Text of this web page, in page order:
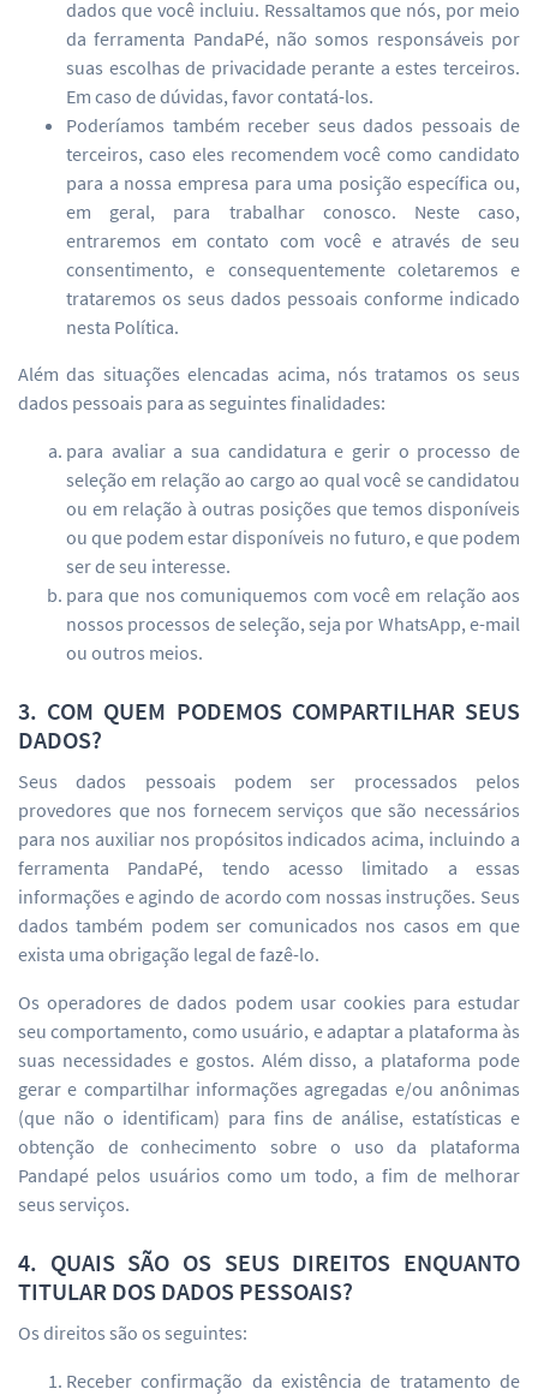
dados que você incluiu. Ressaltamos que nós, por meio
da ferramenta PandaPé, não somos responsáveis por
suas escolhas de privacidade perante a estes terceiros.
Em caso de dúvidas, favor contatá-los.
Poderíamos também receber seus dados pessoais de
terceiros, caso eles recomendem você como candidato
para a nossa empresa para uma posição específica ou,
em geral, para trabalhar conosco. Neste caso,
entraremos em contato com você e através de seu
consentimento, e consequentemente coletaremos e
trataremos os seus dados pessoais conforme indicado
nesta Política.
Além das situações elencadas acima, nós tratamos os seus
dados pessoais para as seguintes finalidades:
para avaliar a sua candidatura e gerir o processo de
seleção em relação ao cargo ao qual você se candidatou
ou em relação à outras posições que temos disponíveis
ou que podem estar disponíveis no futuro, e que podem
ser de seu interesse.
para que nos comuniquemos com você em relação aos
nossos processos de seleção, seja por WhatsApp, e-mail
ou outros meios.
3. COM QUEM PODEMOS COMPARTILHAR SEUS
DADOS?
Seus dados pessoais podem ser processados pelos
provedores que nos fornecem serviços que são necessários
para nos auxiliar nos propósitos indicados acima, incluindo a
ferramenta PandaPé, tendo acesso limitado a essas
informações e agindo de acordo com nossas instruções. Seus
dados também podem ser comunicados nos casos em que
exista uma obrigação legal de fazê-lo.
Os operadores de dados podem usar cookies para estudar
seu comportamento, como usuário, e adaptar a plataforma às
suas necessidades e gostos. Além disso, a plataforma pode
gerar e compartilhar informações agregadas e/ou anônimas
(que não o identificam) para fins de análise, estatísticas e
obtenção de conhecimento sobre o uso da plataforma
Pandapé pelos usuários como um todo, a fim de melhorar
seus serviços.
4. QUAIS SÃO OS SEUS DIREITOS ENQUANTO
TITULAR DOS DADOS PESSOAIS?
Os direitos são os seguintes:
Receber confirmação da existência de tratamento de